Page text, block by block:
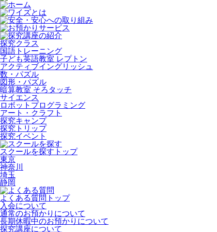
ホーム
ワイズとは
安全・安心への取り組み
お預かりサービス
探究講座の紹介
探究クラス
国語トレーニング
子ども英語教室 レプトン
アクティブイングリッシュ
数・パズル
図形・パズル
暗算教室 そろタッチ
サイエンス
ロボットプログラミング
アート・クラフト
探究キャンプ
探究トリップ
探究イベント
スクールを探す
スクールを探すトップ
東京
神奈川
埼玉
静岡
よくある質問
よくある質問トップ
入会について
通常のお預かりについて
長期休暇中のお預かりについて
探究講座について